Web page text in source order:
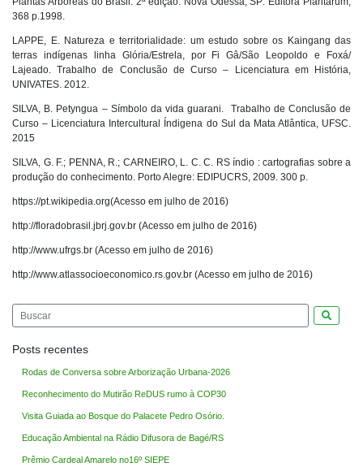
368 p.1998.
LAPPE, E. Natureza e territorialidade: um estudo sobre os Kaingang das
terras indígenas linha Glória/Estrela, por Fi Gâ/São Leopoldo e Foxá/
Lajeado. Trabalho de Conclusão de Curso – Licenciatura em História,
UNIVATES. 2012.
SILVA, B. Petyngua – Símbolo da vida guarani. Trabalho de Conclusão de
Curso – Licenciatura Intercultural Índigena do Sul da Mata Atlântica, UFSC.
2015
SILVA, G. F.; PENNA, R.; CARNEIRO, L. C. C. RS índio : cartografias sobre a
produção do conhecimento. Porto Alegre: EDIPUCRS, 2009. 300 p.
https://pt.wikipedia.org(Acesso em julho de 2016)
http://floradobrasil.jbrj.gov.br (Acesso em julho de 2016)
http://www.ufrgs.br (Acesso em julho de 2016)
http://www.atlassocioeconomico.rs.gov.br (Acesso em julho de 2016)
Posts recentes
Rodas de Conversa sobre Arborização Urbana-2026
Reconhecimento do Mutirão ReDUS rumo à COP30
Visita Guiada ao Bosque do Palacete Pedro Osório.
Educação Ambiental na Rádio Difusora de Bagé/RS
Prêmio Cardeal Amarelo no16º SIEPE